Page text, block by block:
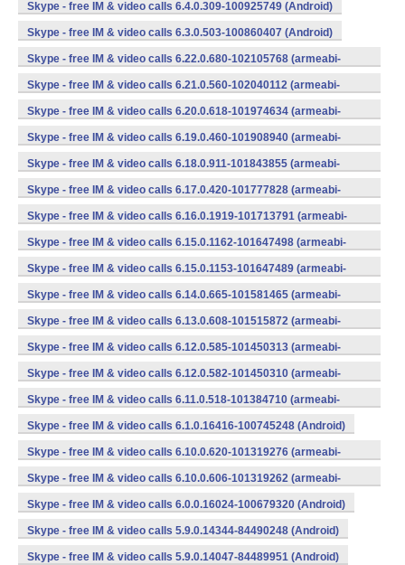
Skype - free IM & video calls 6.4.0.309-100925749 (Android)
Skype - free IM & video calls 6.3.0.503-100860407 (Android)
Skype - free IM & video calls 6.22.0.680-102105768 (armeabi-
v7a) (Android)
Skype - free IM & video calls 6.21.0.560-102040112 (armeabi-
v7a) (Android)
Skype - free IM & video calls 6.20.0.618-101974634 (armeabi-
v7a) (Android)
Skype - free IM & video calls 6.19.0.460-101908940 (armeabi-
v7a) (Android)
Skype - free IM & video calls 6.18.0.911-101843855 (armeabi-
v7a) (Android)
Skype - free IM & video calls 6.17.0.420-101777828 (armeabi-
v7a) (Android)
Skype - free IM & video calls 6.16.0.1919-101713791 (armeabi-
v7a) (Android)
Skype - free IM & video calls 6.15.0.1162-101647498 (armeabi-
v7a) (Android)
Skype - free IM & video calls 6.15.0.1153-101647489 (armeabi-
v7a) (Android)
Skype - free IM & video calls 6.14.0.665-101581465 (armeabi-
v7a) (Android)
Skype - free IM & video calls 6.13.0.608-101515872 (armeabi-
v7a) (Android)
Skype - free IM & video calls 6.12.0.585-101450313 (armeabi-
v7a) (Android)
Skype - free IM & video calls 6.12.0.582-101450310 (armeabi-
v7a) (Android)
Skype - free IM & video calls 6.11.0.518-101384710 (armeabi-
v7a) (Android)
Skype - free IM & video calls 6.1.0.16416-100745248 (Android)
Skype - free IM & video calls 6.10.0.620-101319276 (armeabi-
v7a) (Android)
Skype - free IM & video calls 6.10.0.606-101319262 (armeabi-
v7a) (Android)
Skype - free IM & video calls 6.0.0.16024-100679320 (Android)
Skype - free IM & video calls 5.9.0.14344-84490248 (Android)
Skype - free IM & video calls 5.9.0.14047-84489951 (Android)